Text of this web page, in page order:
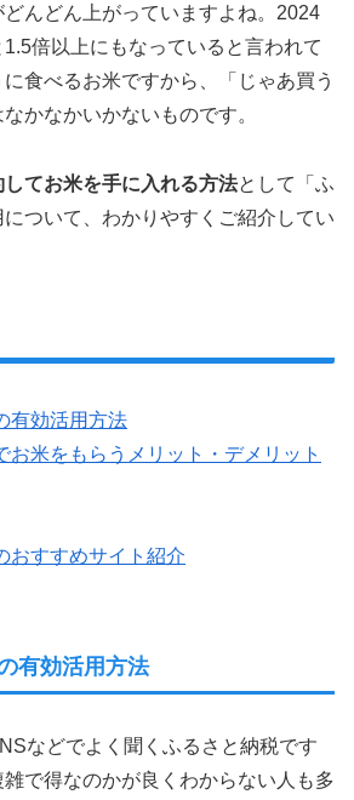
んどん上がっていますよね。2024
倍以上にもなっていると言われて
食べるお米ですから、「じゃあ買う
かなかいかないものです。
してお米を手に入れる方法として「ふ
ついて、わかりやすくご紹介してい
有効活用方法
お米をもらうメリット・デメリット
おすすめサイト紹介
有効活用方法
などでよく聞くふるさと納税です
で得なのかが良くわからない人も多